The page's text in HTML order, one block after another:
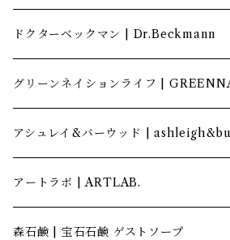
ドクターベックマン | Dr.Beckmann
グリーンネイションライフ |
アシュレイ&バーウッド |
アートラボ | ARTLAB.
森石鹸 | 宝石石鹸 ゲストソープ